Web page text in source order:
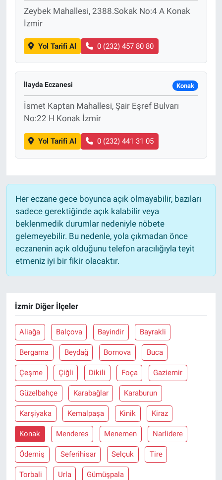
Zeybek Mahallesi, 2388.Sokak No:4 A Konak
İzmir
Yol Tarifi Al 0 (232) 457 80 80
İlayda Eczanesi Konak
İsmet Kaptan Mahallesi, Şair Eşref Bulvarı
No:22 H Konak İzmir
Yol Tarifi Al 0 (232) 441 31 05
Her eczane gece boyunca açık olmayabilir, bazıları
sadece gerektiğinde açık kalabilir veya
beklenmedik durumlar nedeniyle nöbete
gelemeyebilir. Bu nedenle, yola çıkmadan önce
eczanenin açık olduğunu telefon aracılığıyla teyit
etmeniz iyi bir fikir olacaktır.
İzmir Diğer İlçeler
Aliağa Balçova Bayindir Bayrakli
Bergama Beydağ Bornova Buca
Çeşme Çiğli Dikili Foça Gaziemir
Güzelbahçe Karabağlar Karaburun
Karşiyaka Kemalpaşa Kinik Kiraz
Konak Menderes Menemen Narlidere
Ödemiş Seferihisar Selçuk Tire
Torbali Urla Gümüşpala